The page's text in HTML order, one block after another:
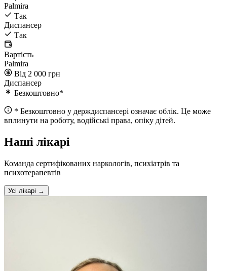
Palmira
Так
Диспансер
Так
Вартість
Palmira
Від 2 000 грн
Диспансер
Безкоштовно*
* Безкоштовно у держдиспансері означає облік. Це може
вплинути на роботу, водійські права, опіку дітей.
Наші лікарі
Команда сертифікованих наркологів, психіатрів та
психотерапевтів
Усі лікарі →